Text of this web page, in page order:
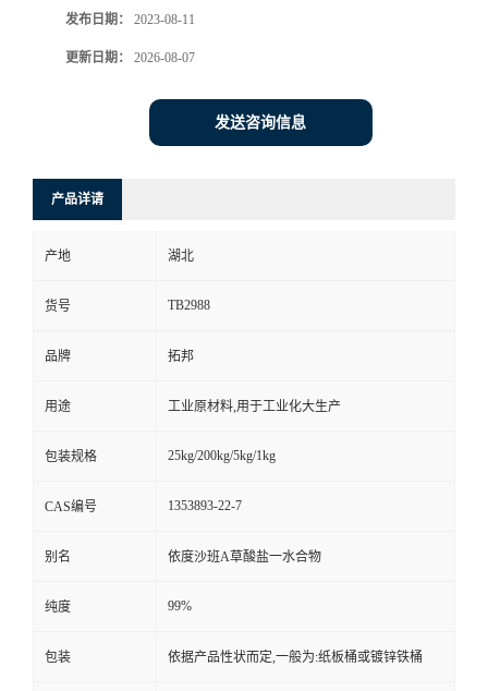
发布日期： 2023-08-11
更新日期： 2026-08-07
发送咨询信息
产品详请
产地 湖北
货号 TB2988
品牌 拓邦
用途 工业原材料,用于工业化大生产
包装规格 25kg/200kg/5kg/1kg
CAS编号 1353893-22-7
别名 依度沙班A草酸盐一水合物
纯度 99%
包装 依据产品性状而定,一般为:纸板桶或镀锌铁桶